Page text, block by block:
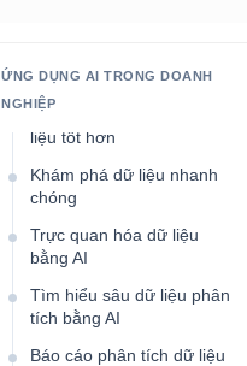
ỨNG DỤNG AI TRONG DOANH
NGHIỆP
Tư duy phân tích hỗ trợ AI
Đặt câu hỏi phân tích dữ
liệu tốt hơn
Khám phá dữ liệu nhanh
chóng
Trực quan hóa dữ liệu
bằng AI
Tìm hiểu sâu dữ liệu phân
tích bằng AI
Báo cáo phân tích dữ liệu